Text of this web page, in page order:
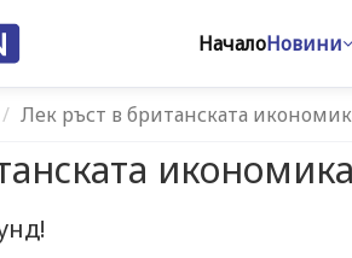
НачалоНовини
Лек ръст в британската
икономика